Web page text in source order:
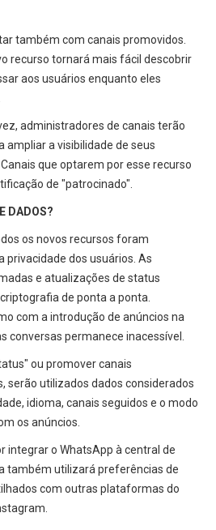
também com canais promovidos.
recurso tornará mais fácil descobrir
aos usuários enquanto eles
administradores de canais terão
a visibilidade de seus
que optarem por esse recurso
de "patrocinado".
DADOS?
os novos recursos foram
privacidade dos usuários. As
e atualizações de status
de ponta a ponta.
com a introdução de anúncios na
conversas permanece inacessível.
ou promover canais
serão utilizados dados considerados
idioma, canais seguidos e o modo
os anúncios.
integrar o WhatsApp à central de
também utilizará preferências de
com outras plataformas do